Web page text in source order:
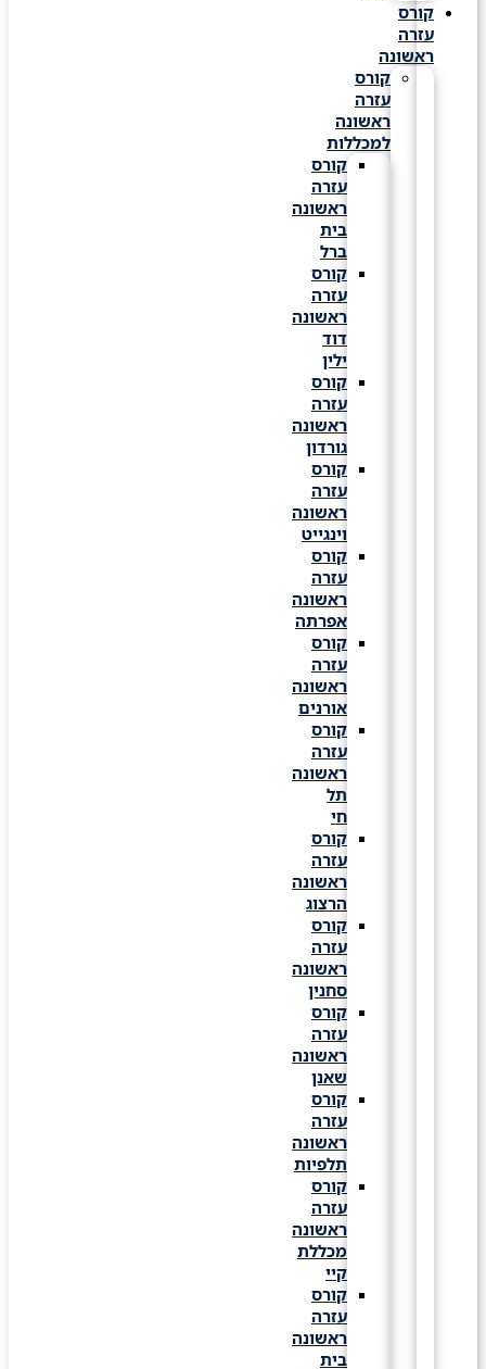
קורס
עזרה
ראשונה
קורס
עזרה
ראשונה
למכללות
קורס
עזרה
ראשונה
קורס
עזרה
ראשונה
קורס
עזרה
ראשונה
גורדון
קורס
עזרה
ראשונה
וינגייט
קורס
עזרה
ראשונה
אפרתה
קורס
עזרה
ראשונה
אורנים
קורס
עזרה
ראשונה
קורס
עזרה
ראשונה
הרצוג
קורס
עזרה
ראשונה
סחנין
קורס
עזרה
ראשונה
קורס
עזרה
ראשונה
תלפיות
קורס
עזרה
ראשונה
מכללת
קורס
עזרה
ראשונה